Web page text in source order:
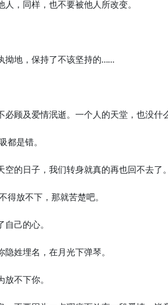
，同样，也不要被他人所改变。
拗地，保持了不该坚持的……
顾及爱情泯逝。一个人的天堂，也没什
都是错。
的日子，我们转身就真的再也回不去了。
得放不下，那就苦楚吧。
己的心。
姓埋名，在月光下弹琴。
不下你。